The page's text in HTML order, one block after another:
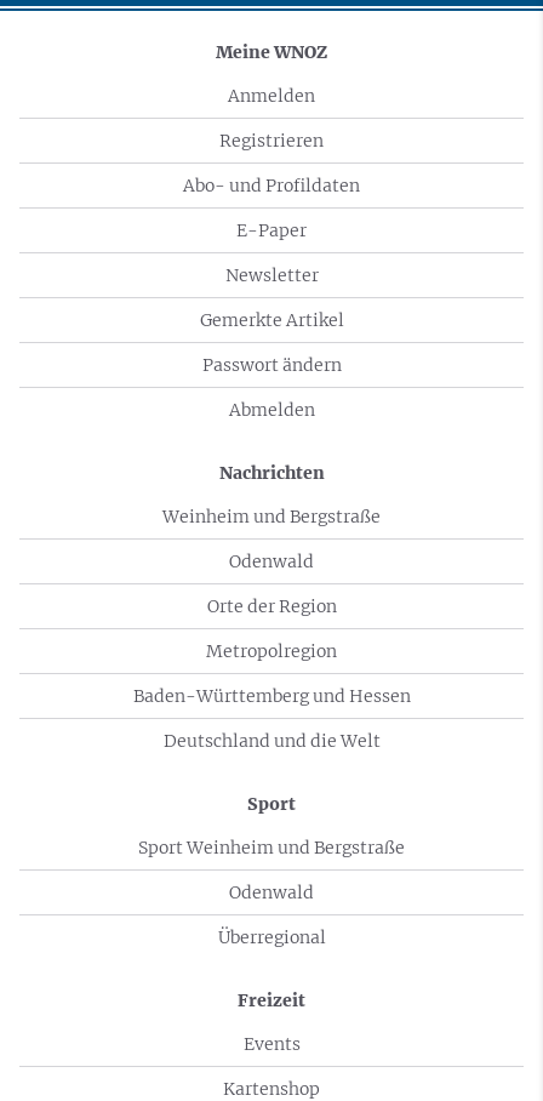
Meine WNOZ
Anmelden
Registrieren
Abo- und Profildaten
E-Paper
Newsletter
Gemerkte Artikel
Passwort ändern
Abmelden
Nachrichten
Weinheim und Bergstraße
Odenwald
Orte der Region
Metropolregion
Baden-Württemberg und Hessen
Deutschland und die Welt
Sport
Sport Weinheim und Bergstraße
Odenwald
Überregional
Freizeit
Events
Kartenshop